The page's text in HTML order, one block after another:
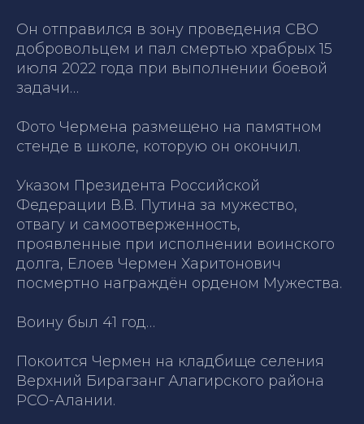
Он отправился в зону проведения СВО
добровольцем и пал смертью храбрых 15
июля 2022 года при выполнении боевой
задачи…
Фото Чермена размещено на памятном
стенде в школе, которую он окончил.
Указом Президента Российской
Федерации В.В. Путина за мужество,
отвагу и самоотверженность,
проявленные при исполнении воинского
долга, Елоев Чермен Харитонович
посмертно награждён орденом Мужества.
Воину был 41 год…
Покоится Чермен на кладбище селения
Верхний Бирагзанг Алагирского района
РСО-Алании.